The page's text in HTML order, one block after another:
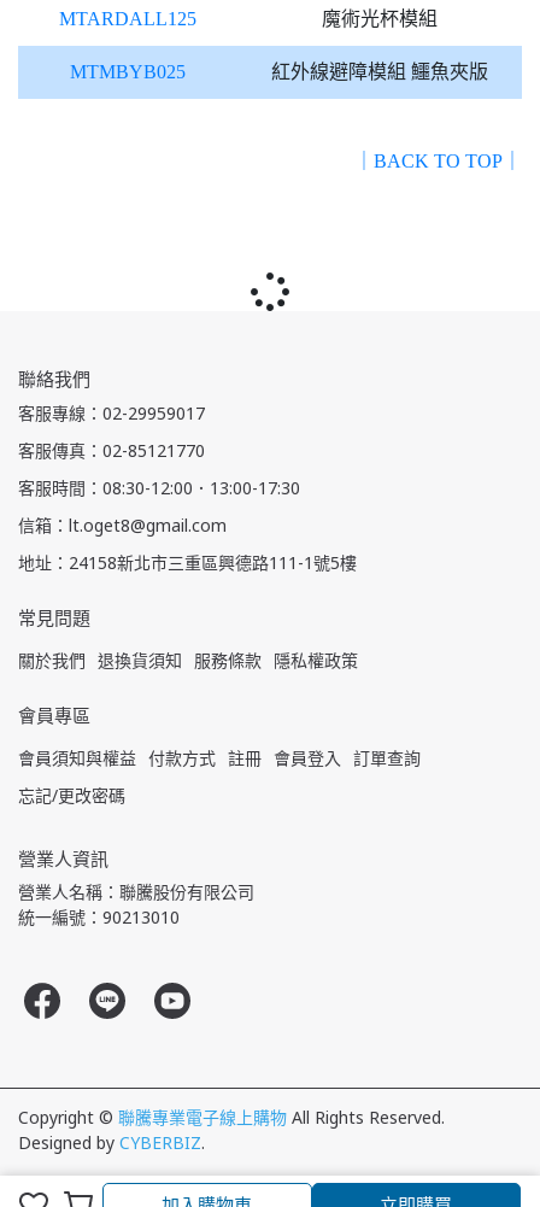
MTARDALL125 魔術光杯模組
MTMBYB025 紅外線避障模組 鱷魚夾版
｜BACK TO TOP｜
聯絡我們
客服專線：02-29959017
客服傳真：02-85121770
客服時間：08:30-12:00．13:00-17:30
信箱：lt.oget8@gmail.com
地址：24158新北市三重區興德路111-1號5樓
常見問題
關於我們 退換貨須知 服務條款 隱私權政策
會員專區
會員須知與權益 付款方式 註冊 會員登入
訂單查詢
忘記/更改密碼
營業人資訊
營業人名稱：聯騰股份有限公司
統一編號：90213010
Copyright © 聯騰專業電子線上購物 All Rights Reserved.
Designed by CYBERBIZ.